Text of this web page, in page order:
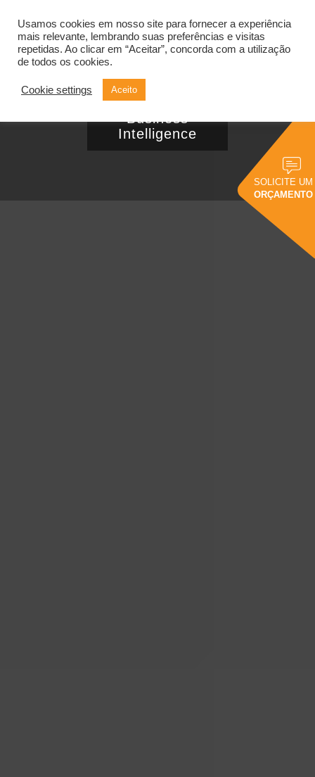
SOLICITE UM
ORÇAMENTO
Alternar
Veja 4 mitos do
Business
Intelligence
Usamos cookies em nosso site para fornecer a experiência
mais relevante, lembrando suas preferências e visitas
repetidas. Ao clicar em “Aceitar”, concorda com a utilização
de todos os cookies.
Cookie settings Aceito